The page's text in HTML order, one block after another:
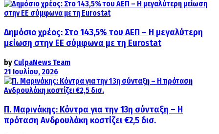
Δημόσιο χρέος: Στο 143,5% του ΑΕΠ – Η μεγαλύτερη
μείωση στην ΕΕ σύμφωνα με τη Eurostat
by CulpaNews Team
21 Ιουλίου, 2026
Π. Μαρινάκης: Κόντρα για την 13η σύνταξη – Η
πρόταση Ανδρουλάκη κοστίζει €2,5 δισ.